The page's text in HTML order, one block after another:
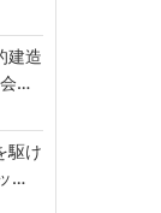
建造
…
駆け
…